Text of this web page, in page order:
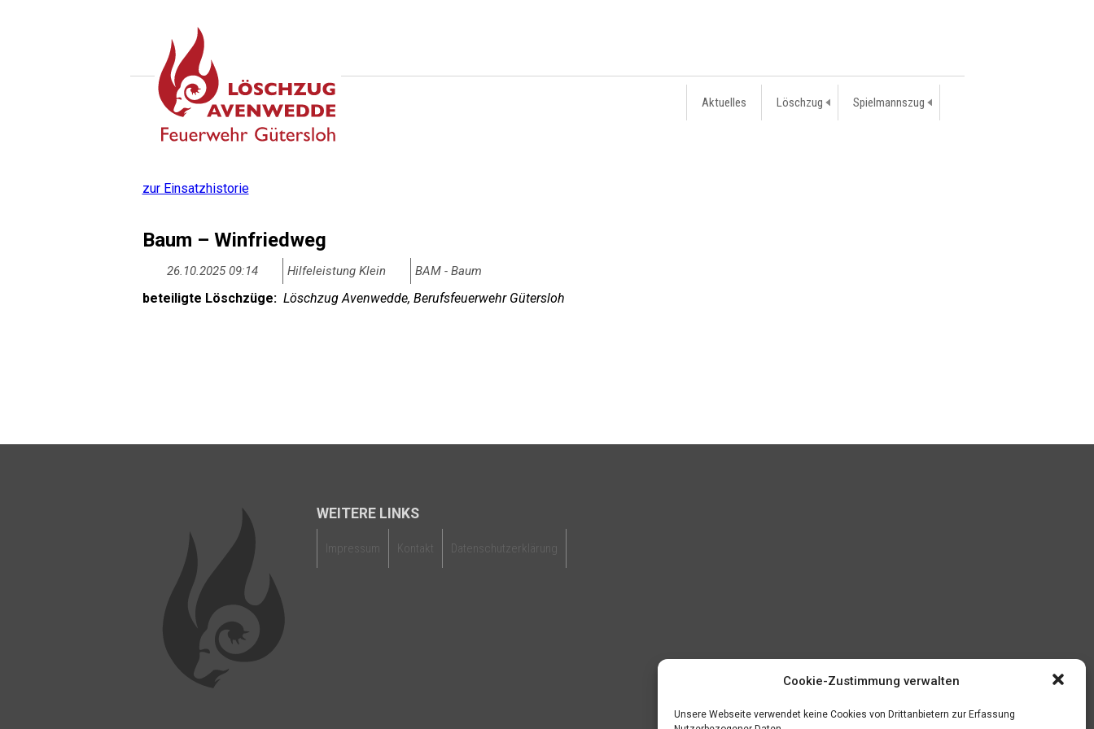
Cookie-Zustimmung verwalten
Unsere Webseite verwendet keine Cookies von Drittanbietern zur Erfassung
Aktuelles Löschzug Spielmannszug
zur Einsatzhistorie
Baum – Winfriedweg
26.10.2025 09:14 Hilfeleistung Klein BAM - Baum
beteiligte Löschzüge: Löschzug Avenwedde, Berufsfeuerwehr Gütersloh
WEITERE LINKS
Impressum Kontakt Datenschutzerklärung